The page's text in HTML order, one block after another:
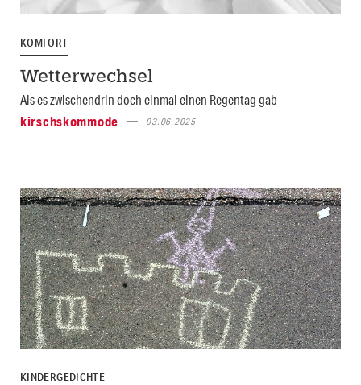
KOMFORT
Wetterwechsel
Als es zwischendrin doch einmal einen Regentag gab
kirschskommode
03.06.2025
KINDERGEDICHTE